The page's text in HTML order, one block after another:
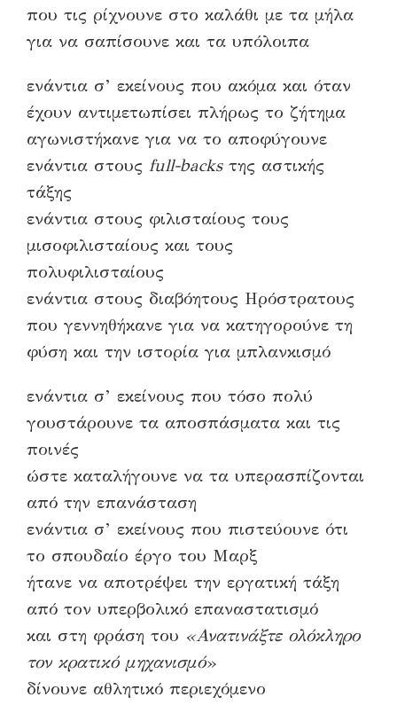
που τις ρίχνουνε στο καλάθι με τα μήλα
για να σαπίσουνε και τα υπόλοιπα
ενάντια σ’ εκείνους που ακόμα και όταν
έχουν αντιμετωπίσει πλήρως το ζήτημα
αγωνιστήκανε για να το αποφύγουνε
ενάντια στους full-backsτης αστικής
τάξης
ενάντια στους φιλισταίους τους
μισοφιλισταίους και τους
πολυφιλισταίους
ενάντια στους διαβόητους Ηρόστρατους
που γεννηθήκανε για να κατηγορούνε τη
φύση και την ιστορία για μπλανκισμό
ενάντια σ’ εκείνους που τόσο πολύ
γουστάρουνε τα αποσπάσματα και τις
ποινές
ώστε καταλήγουνε να τα υπερασπίζονται
από την επανάσταση
ενάντια σ’ εκείνους που πιστεύουνε ότι
το σπουδαίο έργο του Μαρξ
ήτανε να αποτρέψει την εργατική τάξη
από τον υπερβολικό επαναστατισμό
και στη φράση του «Ανατινάξτε ολόκληρο
τον κρατικό μηχανισμό»
δίνουνε αθλητικό περιεχόμενο